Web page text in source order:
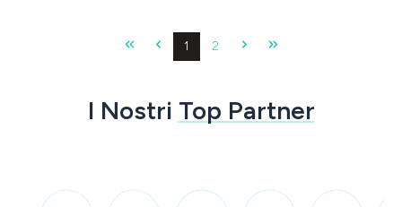
Pagina
1 Pagina
2
I Nostri Top Partner